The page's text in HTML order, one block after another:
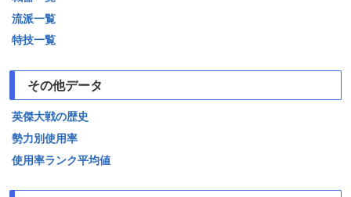
流派一覧
特技一覧
その他データ
英傑大戦の歴史
勢力別使用率
使用率ランク平均値